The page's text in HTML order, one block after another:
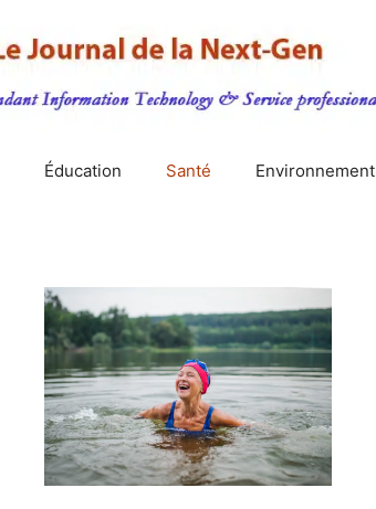
Éducation Santé Environnement